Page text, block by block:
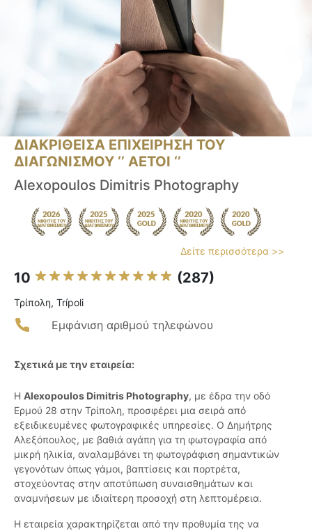
ΔΙΑΚΡΙΘΕΙΣΑ ΕΠΙΧΕΙΡΗΣΗ ΤΟΥ
ΔΙΑΓΩΝΙΣΜΟΥ ‘’ ΑΕΤΟΙ ‘’
Alexopoulos Dimitris Photography
Δείτε περισσότερα >>
10 (287)
Τρίπολη, Trípoli
Εμφάνιση αριθμού τηλεφώνου
Σχετικά με την εταιρεία:
Η Alexopoulos Dimitris Photography, με έδρα την οδό
Ερμού 28 στην Τρίπολη, προσφέρει μια σειρά από
εξειδικευμένες φωτογραφικές υπηρεσίες. Ο Δημήτρης
Αλεξόπουλος, με βαθιά αγάπη για τη φωτογραφία από
μικρή ηλικία, αναλαμβάνει τη φωτογράφιση σημαντικών
γεγονότων όπως γάμοι, βαπτίσεις και πορτρέτα,
στοχεύοντας στην αποτύπωση συναισθημάτων και
αναμνήσεων με ιδιαίτερη προσοχή στη λεπτομέρεια.
Η εταιρεία χαρακτηρίζεται από την προθυμία της να